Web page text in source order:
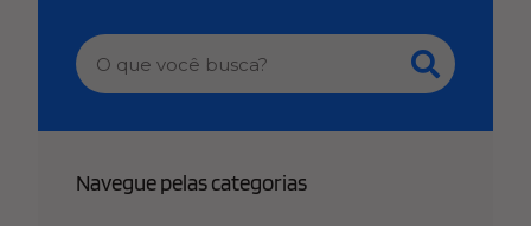
Navegue pelas categorias